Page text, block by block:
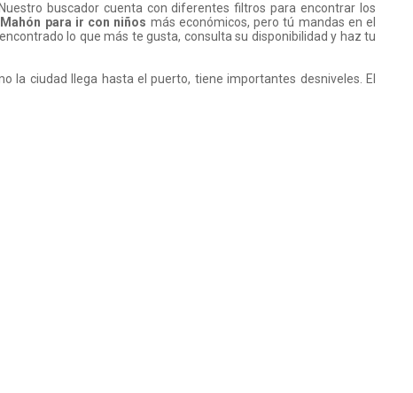
buscador cuenta con diferentes filtros para encontrar los
para ir con niños más económicos, pero tú mandas en el
lo que más te gusta, consulta su disponibilidad y haz tu
la ciudad llega hasta el puerto, tiene importantes desniveles. El